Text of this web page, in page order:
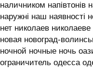
наличником
наружні наш наявності
нет николаев
новая новоград-
ночной ночные ночь
ограничитель одесса